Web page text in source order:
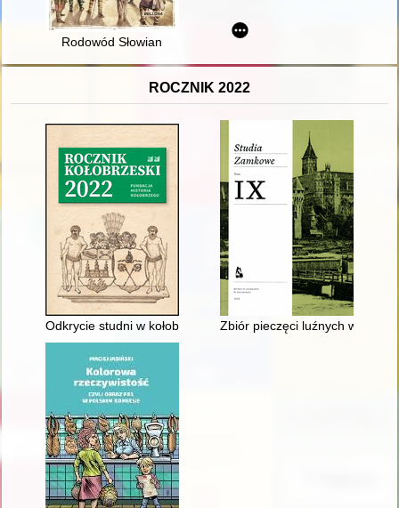
Rodowód Słowian
ROCZNIK 2022
Odkrycie studni w kołobrzeskim ratuszuZbiór pieczęci luźnych w